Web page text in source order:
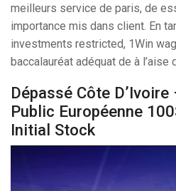
meilleurs service de paris, de
importance mis dans client. En
investments restricted, 1Win
baccalauréat adéquat de à l’aise
Dépassé Côte
Public Européenne
Initial Stock